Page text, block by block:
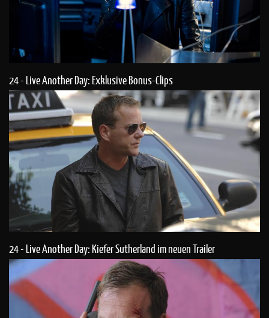
24 - Live Another Day: Exklusive Bonus-Clips
24 - Live Another Day: Kiefer Sutherland im neuen Trailer